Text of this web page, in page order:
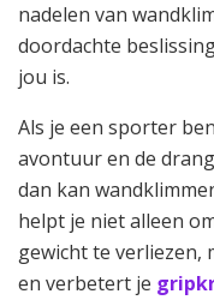
nadelen van
doordachte
jou is.
Als je een sporter
avontuur en de
dan kan
helpt je niet alleen
gewicht te verliezen,
en verbetert je